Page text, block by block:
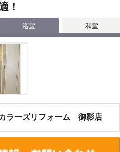
！
浴室 和室
ラーズリフォーム 御影店